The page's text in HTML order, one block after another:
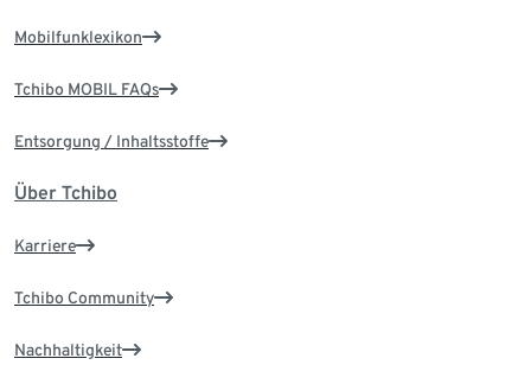
Mobilfunklexikon
Tchibo MOBIL FAQs
Entsorgung / Inhaltsstoffe
Über Tchibo
Karriere
Tchibo Community
Nachhaltigkeit